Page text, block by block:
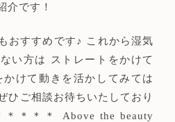
介です！
おすすめです♪ これから湿気
い方は ストレートをかけて
けて動きを活かしてみては
ひご相談お待ちいたしており
＊＊＊ Above the beauty